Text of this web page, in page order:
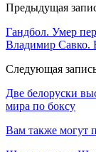
Предыдущая
Гандбол. Умер
Владимир Савко.
Следующая
Две белоруски
мира по боксу
Вам также могут